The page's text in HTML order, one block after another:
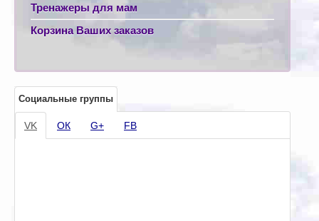
Тренажеры для мам
Корзина Ваших заказов
Социальные группы
VK ОК G+ FB